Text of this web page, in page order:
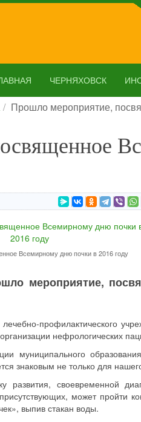
ЧЕРНЯХОВСК
Прошло мероприятие,
Всемирному дню почки в 2016 году
мероприятие,
профилактического
нефрологических
муниципального
знаковым не только для
своевременной
может пройти
выпив стакан воды.